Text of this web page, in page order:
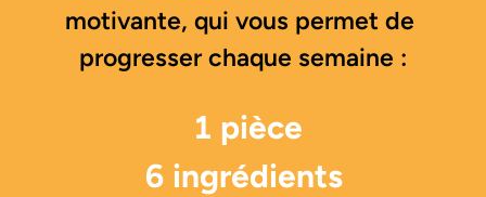
motivante, qui vous permet de
progresser chaque semaine :
1 pièce
6 ingrédients